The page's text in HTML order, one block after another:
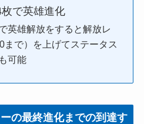
で英雄進化
英雄解放をすると解放レ
まで）を上げてステータス
可能
の最終進化までの到達す